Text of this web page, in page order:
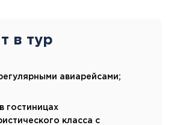
в тур
авиарейсами;
гостиницах
класса c